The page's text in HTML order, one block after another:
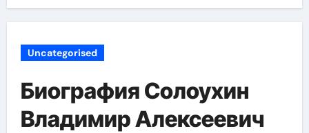
Uncategorised
Биография Солоухин
Владимир Алексеевич